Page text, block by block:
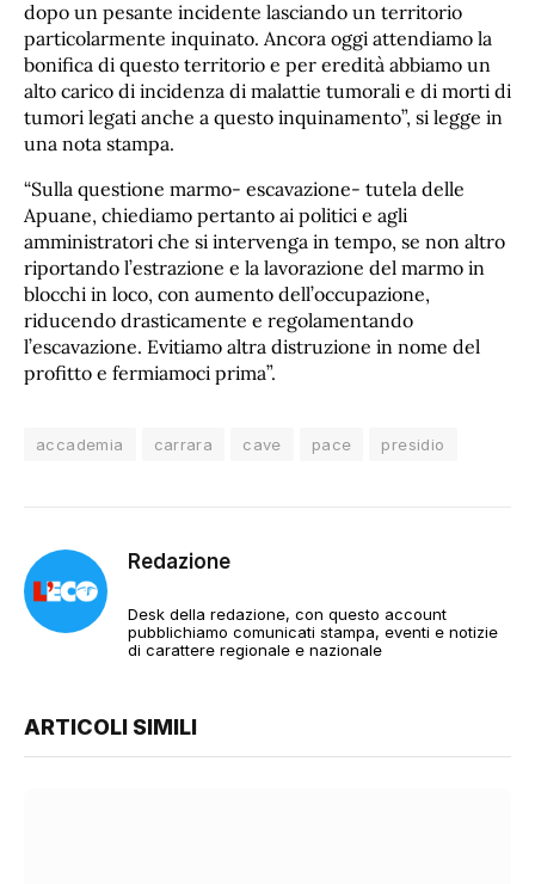
dopo un pesante incidente lasciando un territorio
particolarmente inquinato. Ancora oggi attendiamo la
bonifica di questo territorio e per eredità abbiamo un
alto carico di incidenza di malattie tumorali e di morti di
tumori legati anche a questo inquinamento”, si legge in
una nota stampa.
“Sulla questione marmo- escavazione- tutela delle
Apuane, chiediamo pertanto ai politici e agli
amministratori che si intervenga in tempo, se non altro
riportando l’estrazione e la lavorazione del marmo in
blocchi in loco, con aumento dell’occupazione,
riducendo drasticamente e regolamentando
l’escavazione. Evitiamo altra distruzione in nome del
profitto e fermiamoci prima”.
accademia carrara cave pace presidio
Redazione
Desk della redazione, con questo account
pubblichiamo comunicati stampa, eventi e notizie
di carattere regionale e nazionale
ARTICOLI SIMILI